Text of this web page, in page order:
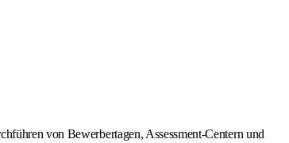
von Bewerbertagen, Assessment-Centern und